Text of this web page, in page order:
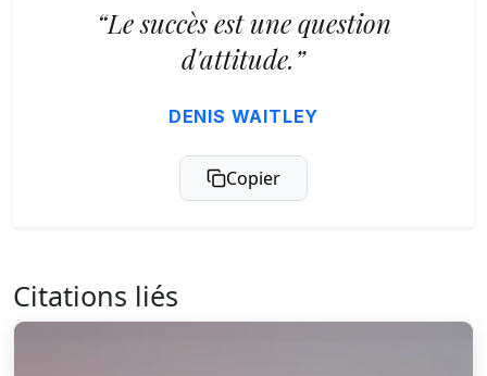
“Le succès est une question
d'attitude.”
DENIS WAITLEY
Copier
Citations liés